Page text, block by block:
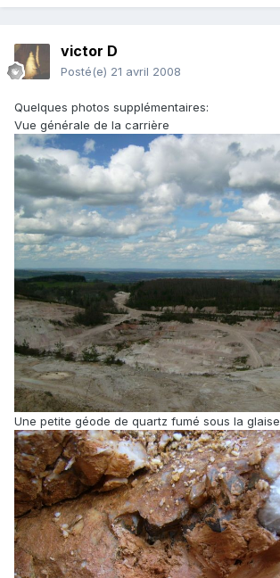
victor D
Posté(e) 21 avril 2008
Quelques photos supplémentaires:
Vue générale de la carrière
Une petite géode de quartz fumé sous la glaise